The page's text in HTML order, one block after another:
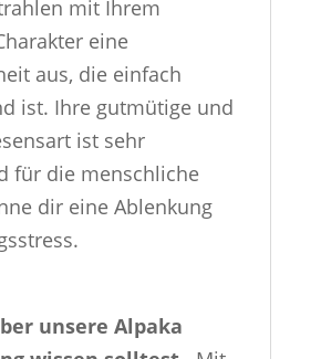
mit Ihrem
eine
aus, die einfach
ist. Ihre gutmütige und
ist sehr
für die menschliche
dir eine Ablenkung
unsere Alpaka